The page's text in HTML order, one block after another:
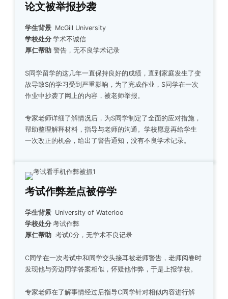
论文被举报抄袭
学生背景 McGill University
学校处分学术不诚信
厚仁帮助 警告，无不良学术记录
S同学留学的这几年一直保持良好的成绩，直到家庭发生了变
故导致S的学习受到严重影响，为了完成作业，S同学在一次
作业中抄袭了网上的内容，被老师举报。
专家老师详细了解情况后，为S同学制定了全面的应对措施，
帮助整理解释材料，指导与老师的沟通。学校愿意再给学生
一次改正的机会，给出了警告通知，没有不良学术记录。
考试作弊差点被停学
学生背景 University of Waterloo
学校处分考试作弊
厚仁帮助 考试0分，无学术不良记录
C同学在一次考试中和同学交头接耳被老师警告，老师阅卷时
发现他与旁边同学答案相似，怀疑他作弊，于是上报学校。
专家老师在了解事情经过后指导C同学针对相似内容进行解